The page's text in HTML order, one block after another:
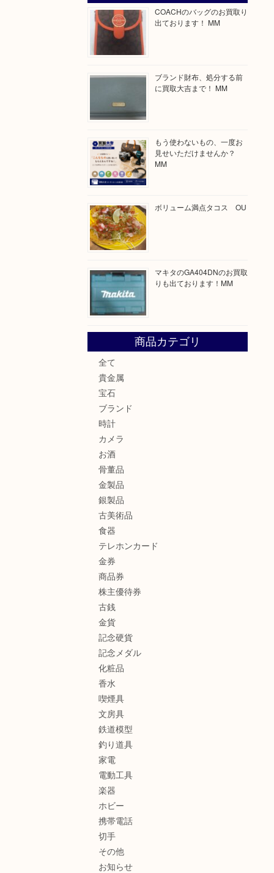
COACHのバッグのお買取り
出ております！ MM
ブランド財布、処分する前
に買取大吉まで！ MM
もう使わないもの、一度お
見せいただけませんか？
MM
ボリューム満点タコス OU
マキタのGA404DNのお買取
りも出ております！MM
商品カテゴリ
全て
貴金属
宝石
ブランド
時計
カメラ
お酒
骨董品
金製品
銀製品
古美術品
食器
テレホンカード
金券
商品券
株主優待券
古銭
金貨
記念硬貨
記念メダル
化粧品
香水
喫煙具
文房具
鉄道模型
釣り道具
家電
電動工具
楽器
ホビー
携帯電話
切手
その他
お知らせ